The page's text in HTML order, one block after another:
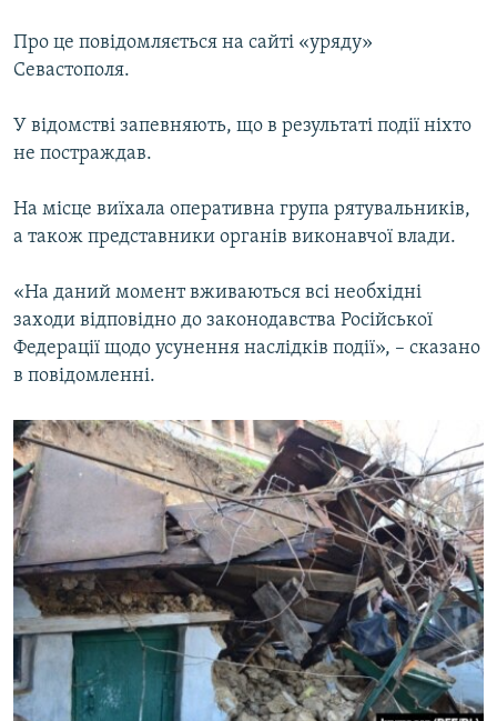
Про це повідомляється на сайті «уряду»
Севастополя.
У відомстві запевняють, що в результаті події ніхто
не постраждав.
На місце виїхала оперативна група рятувальників,
а також представники органів виконавчої влади.
«На даний момент вживаються всі необхідні
заходи відповідно до законодавства Російської
Федерації щодо усунення наслідків події», – сказано
в повідомленні.